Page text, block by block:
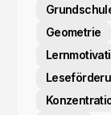
Geometrie